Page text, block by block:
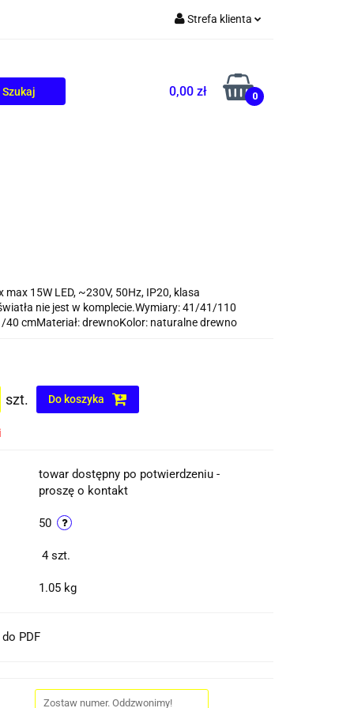
Strefa klienta
Zarejestruj się
Dodaj zgłoszenie
0,00 zł 0
max 15W LED, ~230V, 50Hz, IP20, klasa
nie jest w komplecie.Wymiary: 41/41/110
40 cmMateriał: drewnoKolor: naturalne drewno
szt. Do koszyka
towar dostępny po potwierdzeniu -
proszę o kontakt
50
4 szt.
1.05 kg
PDF